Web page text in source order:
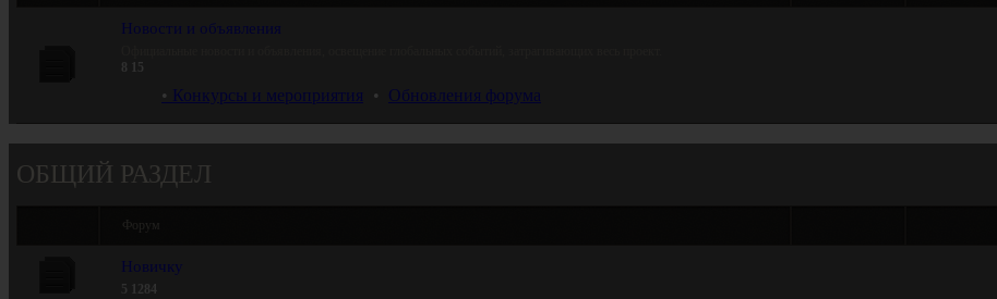
Новости и объявления
15
Конкурсы и мероприятия • Обновления форума
ОБЩИЙ РАЗДЕЛ
Форум
Новичку
5 1284